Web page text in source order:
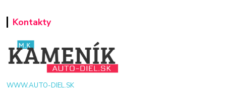
Kontakty
WWW.AUTO-DIEL.SK